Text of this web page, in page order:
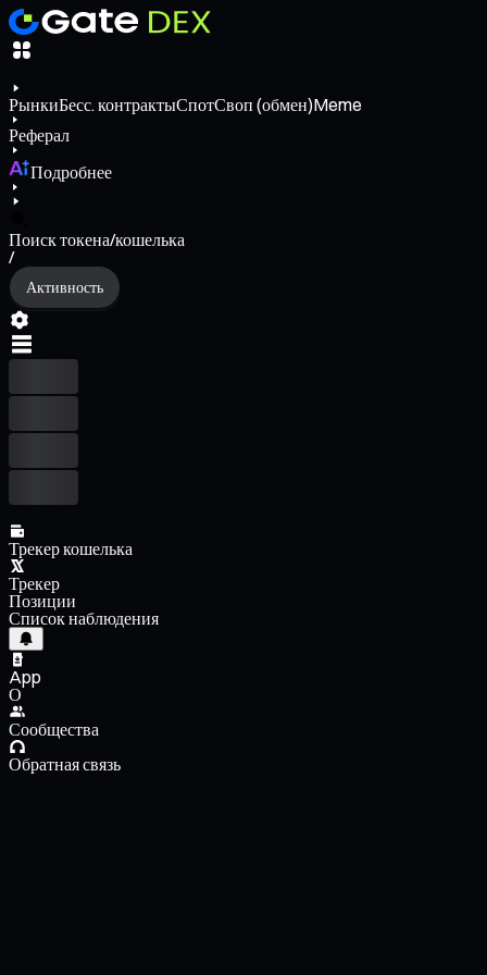
РынкиБесс. контрактыСпотСвоп (обмен)Meme
Реферал
Подробнее
Поиск токена/кошелька
/
Активность
Трекер кошелька
Трекер
Позиции
Список наблюдения
App
О
Сообщества
Обратная связь